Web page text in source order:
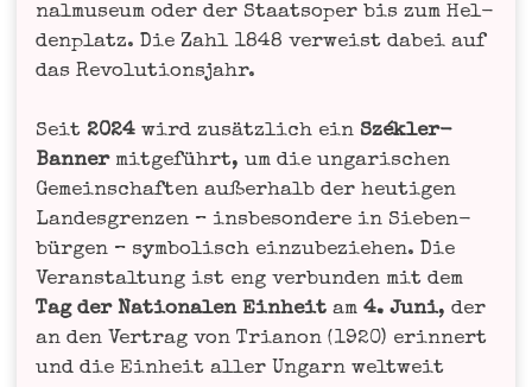
nal­mu­se­um oder der Staats­oper bis zum Hel­
den­platz. Die Zahl 1848 ver­weist dabei auf
das Revolutionsjahr.
Seit 2024 wird zusätz­lich ein Szé­k­ler-
Ban­nermit­ge­führt, um die unga­ri­schen
Gemein­schaf­ten außer­halb der heu­ti­gen
Lan­des­gren­zen – ins­be­son­de­re in Sie­ben­
bür­gen – sym­bo­lisch ein­zu­be­zie­hen. Die
Ver­an­stal­tung ist eng ver­bun­den mit dem
Tag der Natio­na­len Ein­heit am 4. Juni, der
an den Ver­trag von Tria­non (1920) erin­nert
und die Ein­heit aller Ungarn welt­weit